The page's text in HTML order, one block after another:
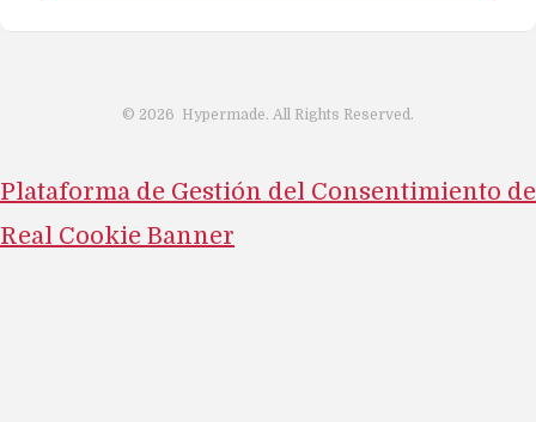
© 2026 Hypermade. All Rights Reserved.
Plataforma de Gestión del Consentimiento de
Real Cookie Banner